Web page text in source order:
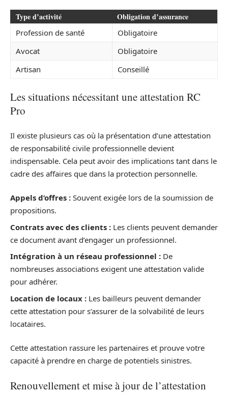
Type d’activité Obligation d’assurance
Profession de santé
Obligatoire
Avocat
Obligatoire
Artisan
Conseillé
Les situations nécessitant une attestation RC
Pro
Il existe plusieurs cas où la présentation d’une attestation
de responsabilité civile professionnelle devient
indispensable. Cela peut avoir des implications tant dans le
cadre des affaires que dans la protection personnelle.
Appels d’offres : Souvent exigée lors de la soumission de
propositions.
Contrats avec des clients : Les clients peuvent demander
ce document avant d’engager un professionnel.
Intégration à un réseau professionnel : De
nombreuses associations exigent une attestation valide
pour adhérer.
Location de locaux : Les bailleurs peuvent demander
cette attestation pour s’assurer de la solvabilité de leurs
locataires.
Cette attestation rassure les partenaires et prouve votre
capacité à prendre en charge de potentiels sinistres.
Renouvellement et mise à jour de l’attestation